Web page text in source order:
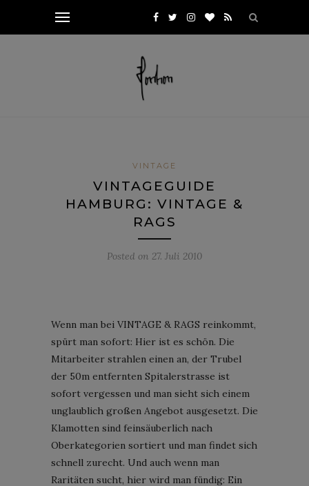
VINTAGE
VINTAGEGUIDE
HAMBURG: VINTAGE &
RAGS
Posted on 27. Juli 2010
Wenn man bei VINTAGE & RAGS reinkommt,
spürt man sofort: Hier ist es schön. Die
Mitarbeiter strahlen einen an, der Trubel
der 50m entfernten Spitalerstrasse ist
sofort vergessen und man sieht sich einem
unglaublich großen Angebot ausgesetzt. Die
Klamotten sind feinsäuberlich nach
Oberkategorien sortiert und man findet sich
schnell zurecht. Und auch wenn man
Raritäten sucht, hier wird man fündig: Ein